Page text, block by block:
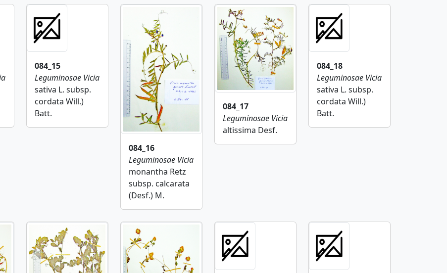
084_15
Leguminosae Vicia
sativa L. subsp.
cordata Will.)
Batt.
084_16
Leguminosae Vicia
monantha Retz
subsp. calcarata
(Desf.) M.
084_17
Leguminosae Vicia
altissima Desf.
084_18
Leguminosae Vicia
sativa L. subsp.
cordata Will.)
Batt.